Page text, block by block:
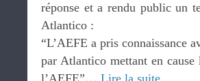
réponse et a rendu public un
Atlantico :
“L’AEFE a pris connaissance
par Atlantico mettant en cause
l’AEFE”… Lire la suite